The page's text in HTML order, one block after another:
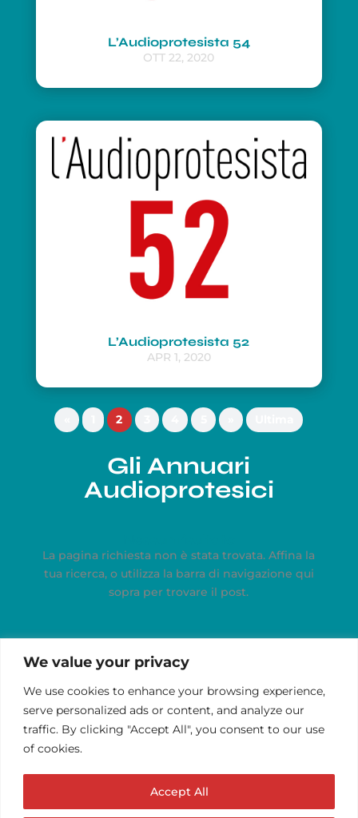
We value your privacy
We use cookies to enhance your browsing experience,
serve personalized ads or content, and analyze our
traffic. By clicking "Accept All", you consent to our use
of cookies.
Accept All
L’Audioprotesista 54
OTT 22, 2020
L’Audioprotesista 52
APR 1, 2020
2
Gli Annuari
Audioprotesici
La pagina richiesta non è stata trovata. Affina la
tua ricerca, o utilizza la barra di navigazione qui
sopra per trovare il post.